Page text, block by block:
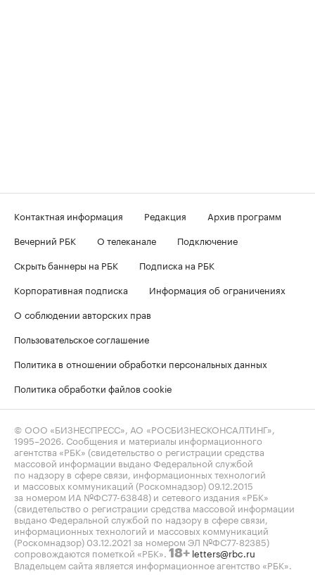
Контактная информация Редакция
Архив программ
Вечерний РБК
О телеканале
Подключение
Скрыть баннеры на РБК
Подписка на РБК
Корпоративная подписка
Информация об ограничениях
О соблюдении авторских прав
Пользовательское соглашение
Политика в отношении обработки персональных данных
Политика обработки файлов cookie
© ООО «БИЗНЕСПРЕСС», АО «РОСБИЗНЕСКОНСАЛТИНГ»,
1995–2026 . Сообщения и материалы информационного
агентства «РБК» (свидетельство о регистрации средства
массовой информации выдано Федеральной службой
по надзору в сфере связи, информационных технологий
и массовых коммуникаций (Роскомнадзор) 09.12.2015
за номером ИА №ФС77-63848) и сетевого издания «РБК»
(свидетельство о регистрации средства массовой информации
выдано Федеральной службой по надзору в сфере связи,
информационных технологий и массовых коммуникаций
(Роскомнадзор) 03.12.2021 за номером ЭЛ №ФС77-82385)
сопровождаются пометкой «РБК». 18+ letters@rbc.ru
Владельцем сайта является информационное агентство «РБК».